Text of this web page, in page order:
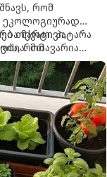
რომ
ეკოლოგიურად
თქვათ. პატარა
რომ
მწვანილსა
მარტივი,
მთავარია
და როგორ